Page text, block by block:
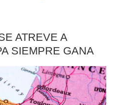
ATREVE A
SIEMPRE GANA